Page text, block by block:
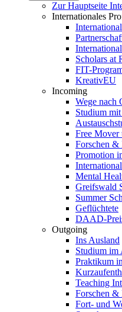
Zur Hauptseite
Internationales
Scholars at
FIT-
KreativEU
Incoming
Wege nach
Studium
Free Mover
Forschen &
Promotion
Mental
Greifswald
Summer
Geflüchtete
DAAD-
Outgoing
Ins Ausland
Studium im
Praktikum
Teaching
Forschen &
Fort- und